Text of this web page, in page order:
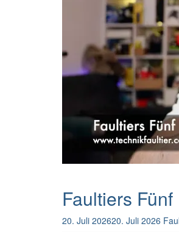
Faultiers
20. Juli 202620. Juli 2026